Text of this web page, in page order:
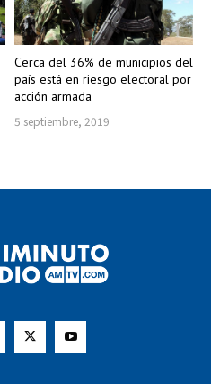
Cerca del 36% de municipios del
país está en riesgo electoral por
acción armada
5 septiembre, 2019